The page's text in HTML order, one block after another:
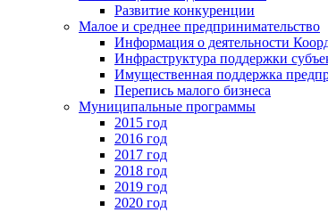
Развитие конкуренции
Малое и среднее предпринимательство
Информация о деятельности
Инфраструктура поддержки
Имущественная поддержка
Перепись малого бизнеса
Муниципальные программы
2015 год
2016 год
2017 год
2018 год
2019 год
2020 год